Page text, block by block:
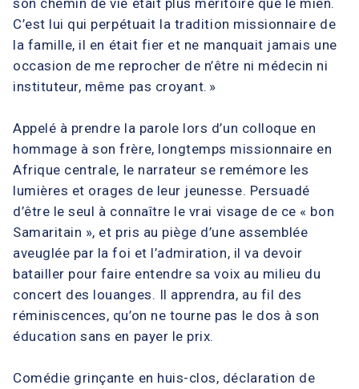
C’est lui qui perpétuait la tradition missionnaire de
la famille, il en était fier et ne manquait jamais une
occasion de me reprocher de n’être ni médecin ni
instituteur, même pas croyant. »
Appelé à prendre la parole lors d’un colloque en
hommage à son frère, longtemps missionnaire en
Afrique centrale, le narrateur se remémore les
lumières et orages de leur jeunesse. Persuadé
d’être le seul à connaître le vrai visage de ce « bon
Samaritain », et pris au piège d’une assemblée
aveuglée par la foi et l’admiration, il va devoir
batailler pour faire entendre sa voix au milieu du
concert des louanges. Il apprendra, au fil des
réminiscences, qu’on ne tourne pas le dos à son
éducation sans en payer le prix.
Comédie grinçante en huis-clos, déclaration de